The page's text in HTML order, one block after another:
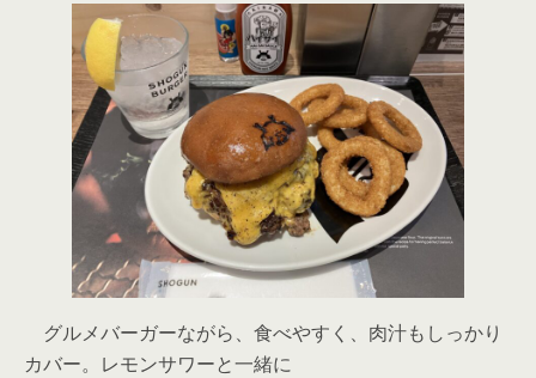
グルメバーガーながら、食べやすく、肉汁もしっかり
カバー。レモンサワーと一緒に